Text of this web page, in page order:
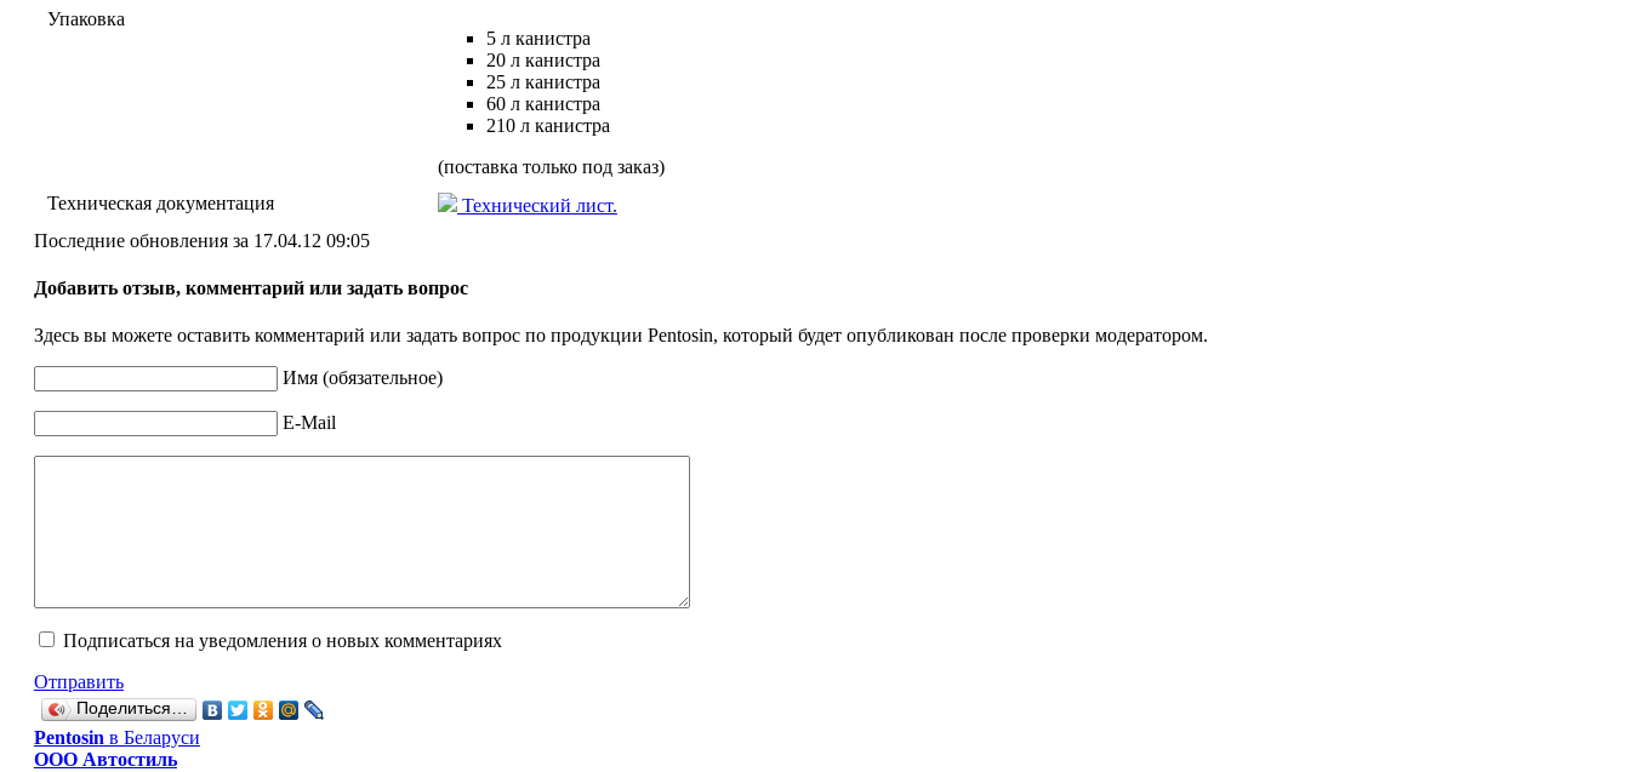
Упаковка
5 л канистра
20 л канистра
25 л канистра
60 л канистра
210 л канистра
(поставка только под заказ)
Техническая документация
Технический лист.
Последние обновления за 17.04.12 09:05
Добавить отзыв, комментарий или задать вопрос
Здесь вы можете оставить комментарий или задать вопрос по продукции Pentosin, который будет опубликован после проверки модератором.
Имя (обязательное)
E-Mail
Подписаться на уведомления о новых комментариях
Отправить
Поделиться…
Рentosin в Беларуси
ООО Автостиль